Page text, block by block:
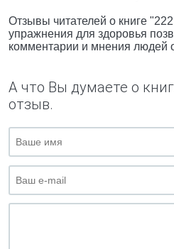
Отзывы читателей о книге
упражнения для здоровья
комментарии и мнения людей
А что Вы думаете о
отзыв.